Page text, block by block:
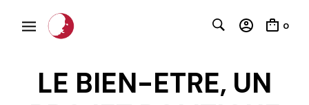
0
LE BIEN-ETRE, UN